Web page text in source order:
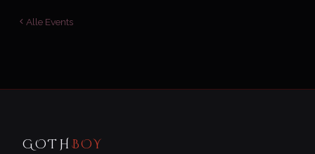
Alle Events
GOTH BOY